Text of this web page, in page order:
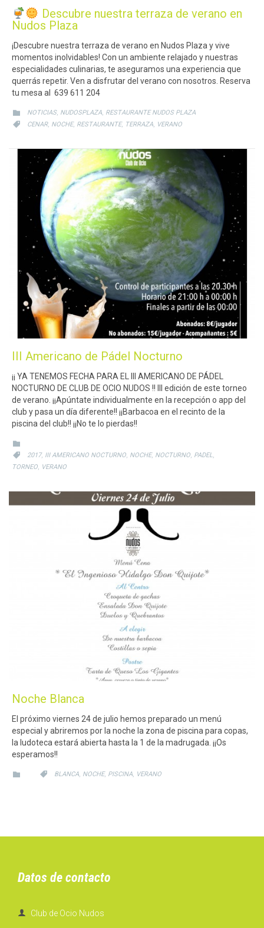
Descubre nuestra terraza de verano en
Nudos Plaza
¡Descubre nuestra terraza de verano en Nudos Plaza y vive
momentos inolvidables! Con un ambiente relajado y nuestras
especialidades culinarias, te aseguramos una experiencia que
querrás repetir. Ven a disfrutar del verano con nosotros. Reserva
tu mesa al 639 611 204
 CATEGORY
NOTICIAS, NUDOSPLAZA RESTAURANTE NUDOS PLAZA

CATEGORY
CENAR, NOCHE, RESTAURANTE, TERRAZA VERANO
III Americano de Pádel Nocturno
¡¡ YA TENEMOS FECHA PARA EL III AMERICANO DE PÁDEL
NOCTURNO DE CLUB DE OCIO NUDOS !! III edición de este torneo
de verano. ¡¡Apúntate individualmente en la recepción o app del
club y pasa un día diferente!! ¡¡Barbacoa en el recinto de la
piscina del club!! ¡¡No te lo pierdas!!

 CATEGORY
2017, III AMERICANO NOCTURNO, NOCHE, NOCTURNO, PADEL,
TORNEO, VERANO
Noche Blanca
El próximo viernes 24 de julio hemos preparado un menú
especial y abriremos por la noche la zona de piscina para copas,
la ludoteca estará abierta hasta la 1 de la madrugada. ¡¡Os
esperamos!!
 CATEGORY
 CATEGORY
BLANCA, NOCHE, PISCINA, VERANO
Datos de contacto
 Club de Ocio Nudos